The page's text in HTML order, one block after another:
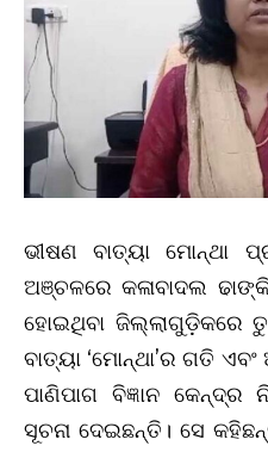
ଭୀଷଣ ବାତ୍ୟା ମୋନ୍ଥା
ଅଞ୍ଚଳରେ କଳାବାଦଲ
ହୋଇଥିବା ଜିଲ୍ଲାଗୁଡ଼ିକରେ
ବାତ୍ୟା ‘ମୋନ୍ଥା’ର ଗତି
ପାଣିପାଗ ବିଜ୍ଞାନ କେନ୍ଦ୍ର
ସୂଚନା ଦେଇଛନ୍ତି। ସେ